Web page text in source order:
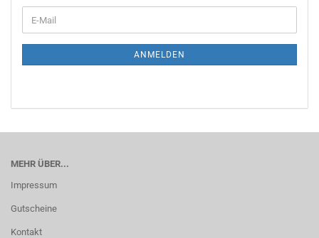
ZUR
E-
Mail
ANMELDEN
MEHR ÜBER...
Impressum
Gutscheine
Kontakt